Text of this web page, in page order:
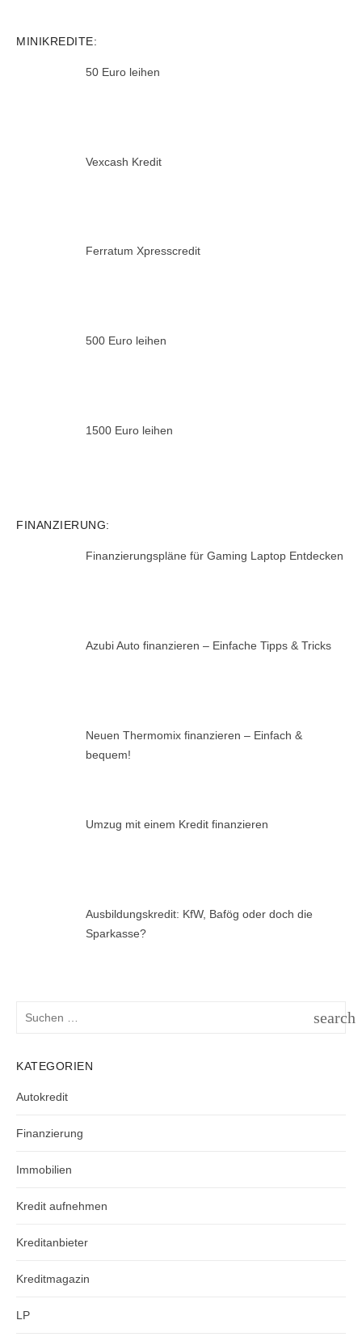
MINIKREDITE:
50 Euro leihen
Vexcash Kredit
Ferratum Xpresscredit
500 Euro leihen
1500 Euro leihen
FINANZIERUNG:
Finanzierungspläne für Gaming Laptop Entdecken
Azubi Auto finanzieren – Einfache Tipps & Tricks
Neuen Thermomix finanzieren – Einfach &
bequem!
Umzug mit einem Kredit finanzieren
Ausbildungskredit: KfW, Bafög oder doch die
Sparkasse?
search
KATEGORIEN
Autokredit
Finanzierung
Immobilien
Kredit aufnehmen
Kreditanbieter
Kreditmagazin
LP